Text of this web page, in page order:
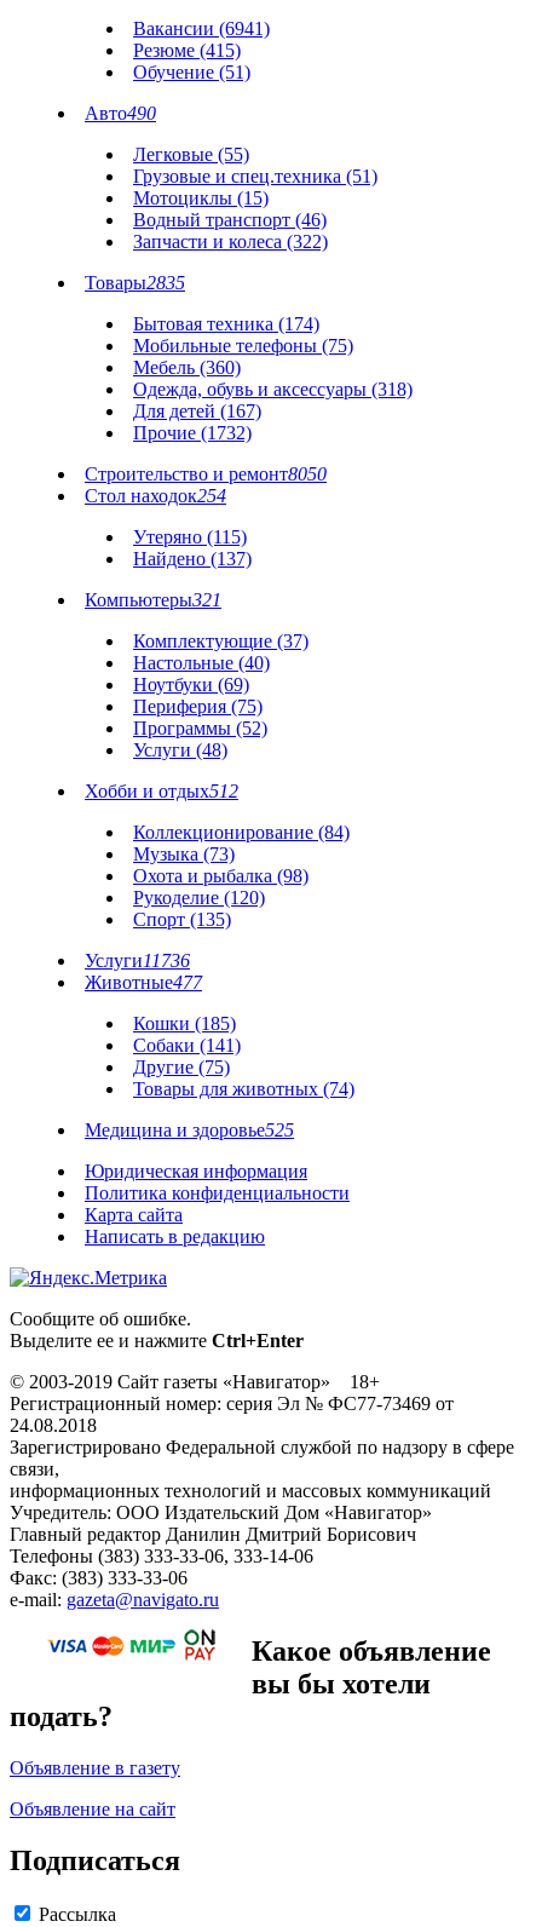
Вакансии (6941)
Резюме (415)
Обучение (51)
Авто490
Легковые (55)
Грузовые и спец.техника (51)
Мотоциклы (15)
Водный транспорт (46)
Запчасти и колеса (322)
Товары2835
Бытовая техника (174)
Мобильные телефоны (75)
Мебель (360)
Одежда, обувь и аксессуары (318)
Для детей (167)
Прочие (1732)
Строительство и ремонт8050
Стол находок254
Утеряно (115)
Найдено (137)
Компьютеры321
Комплектующие (37)
Настольные (40)
Ноутбуки (69)
Периферия (75)
Программы (52)
Услуги (48)
Хобби и отдых512
Коллекционирование (84)
Музыка (73)
Охота и рыбалка (98)
Рукоделие (120)
Спорт (135)
Услуги11736
Животные477
Кошки (185)
Собаки (141)
Другие (75)
Товары для животных (74)
Медицина и здоровье525
Юридическая информация
Политика конфиденциальности
Карта сайта
Написать в редакцию
Сообщите об ошибке.
Выделите ее и нажмите Ctrl+Enter
© 2003-2019 Сайт газеты «Навигатор» 18+
Регистрационный номер: серия Эл № ФС77-73469 от
24.08.2018
Зарегистрировано Федеральной службой по надзору в сфере
связи,
информационных технологий и массовых коммуникаций
Учредитель: ООО Издательский Дом «Навигатор»
Главный редактор Данилин Дмитрий Борисович
Телефоны (383) 333-33-06, 333-14-06
Факс: (383) 333-33-06
e-mail: gazeta@navigato.ru
Какое объявление
вы бы хотели
подать?
Объявление в газету
Объявление на сайт
Подписаться
Рассылка